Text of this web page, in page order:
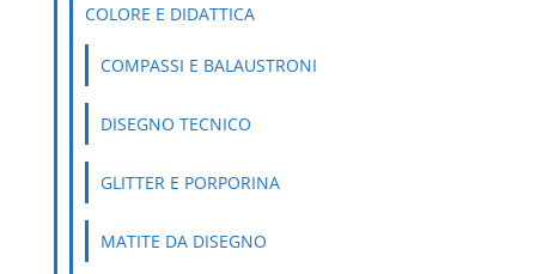
COLORE E DIDATTICA
COMPASSI E BALAUSTRONI
DISEGNO TECNICO
GLITTER E PORPORINA
MATITE DA DISEGNO